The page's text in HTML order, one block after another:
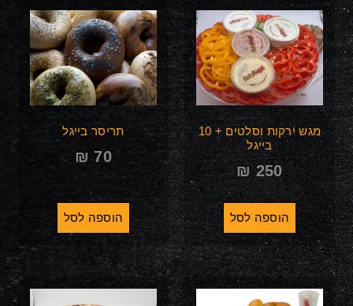
מגש ירקות וסלטים + 10
בייגל
₪250
הוספה לסל
תריסר בייגל
₪ 70
הוספה לסל